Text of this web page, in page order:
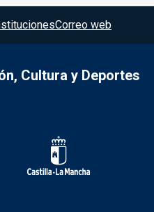
Correo web
Cultura y Deportes